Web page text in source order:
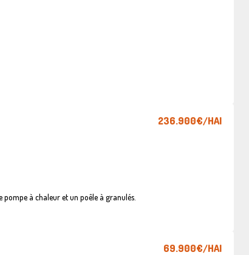
236.900€/HAI
à chaleur et un poêle à granulés.
69.900€/HAI